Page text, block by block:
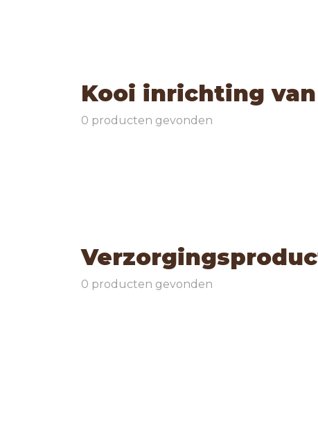
Kooi inrichting
0 producten gevonden
0 producten gevonden